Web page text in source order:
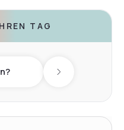
TAG
Next day